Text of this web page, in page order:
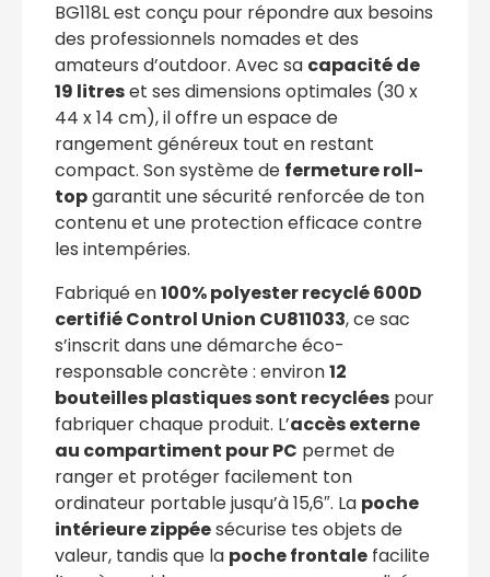
BG118L est conçu pour répondre aux besoins
des professionnels nomades et des
amateurs d’outdoor. Avec sa capacité de
19 litreset ses dimensions optimales (30 x
44 x 14 cm), il offre un espace de
rangement généreux tout en restant
compact. Son système de fermeture roll-
topgarantit une sécurité renforcée de ton
contenu et une protection efficace contre
les intempéries.
Fabriqué en100% polyester recyclé 600D
certifié Control Union CU811033, ce sac
s’inscrit dans une démarche éco-
responsable concrète : environ12
bouteilles plastiques sont recyclées pour
fabriquer chaque produit. L’accès externe
au compartiment pour PC permet de
ranger et protéger facilement ton
ordinateur portable jusqu’à 15,6″. La poche
intérieure zippéesécurise tes objets de
valeur, tandis que la poche frontale facilite